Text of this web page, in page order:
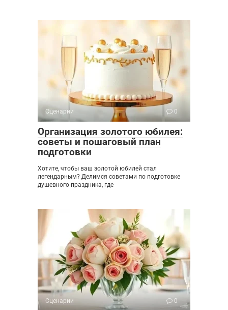
Сценарии 0
Организация золотого юбилея:
советы и пошаговый план
подготовки
Хотите, чтобы ваш золотой юбилей стал
легендарным? Делимся советами по подготовке
душевного праздника, где
Сценарии 0